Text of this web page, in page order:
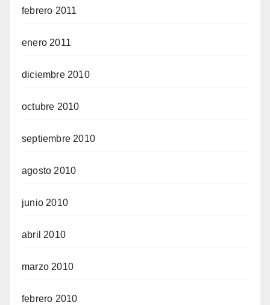
febrero 2011
enero 2011
diciembre 2010
octubre 2010
septiembre 2010
agosto 2010
junio 2010
abril 2010
marzo 2010
febrero 2010